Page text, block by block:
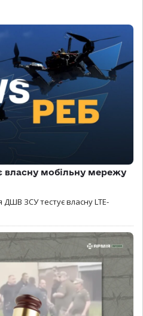
власну мобільну мережу
ЗСУ тестує власну LTE-